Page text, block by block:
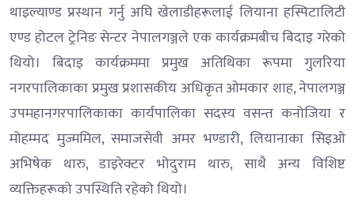
थाइल्याण्ड प्रस्थान गर्नु अघि खेलाडीहरूलाई लियाना हस्पिटालिटी
एण्ड होटल ट्रेनिङ सेन्टर नेपालगञ्जले एक कार्यक्रमबीच बिदाइ गरेको
थियो। बिदाइ कार्यक्रममा प्रमुख अतिथिका रूपमा गुलरिया
नगरपालिकाका प्रमुख प्रशासकीय अधिकृत ओमकार शाह, नेपालगञ्ज
उपमहानगरपालिकाका कार्यपालिका सदस्य वसन्त कनोजिया र
मोहम्मद मुज्ममिल, समाजसेवी अमर भण्डारी, लियानाका सिइओ
अभिषेक थारु, डाइरेक्टर भोदुराम थारु, साथै अन्य विशिष्ट
व्यक्तिहरूको उपस्थिति रहेको थियो।